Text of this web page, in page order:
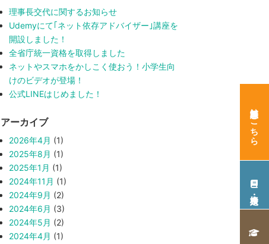
無料講座はこちら
理事長交代に関するお知らせ
Udemyにて｢ネット依存アドバイザー｣講座を
開設しました！
全省庁統一資格を取得しました
ネットやスマホをかしこく使おう！小学生向
けのビデオが登場！
公式LINEはじめました！
アーカイブ
2026年4月 (1)
2025年8月 (1)
2025年1月 (1)
2024年11月 (1)
2024年9月 (2)
2024年6月 (3)
2024年5月 (2)
2024年4月 (1)